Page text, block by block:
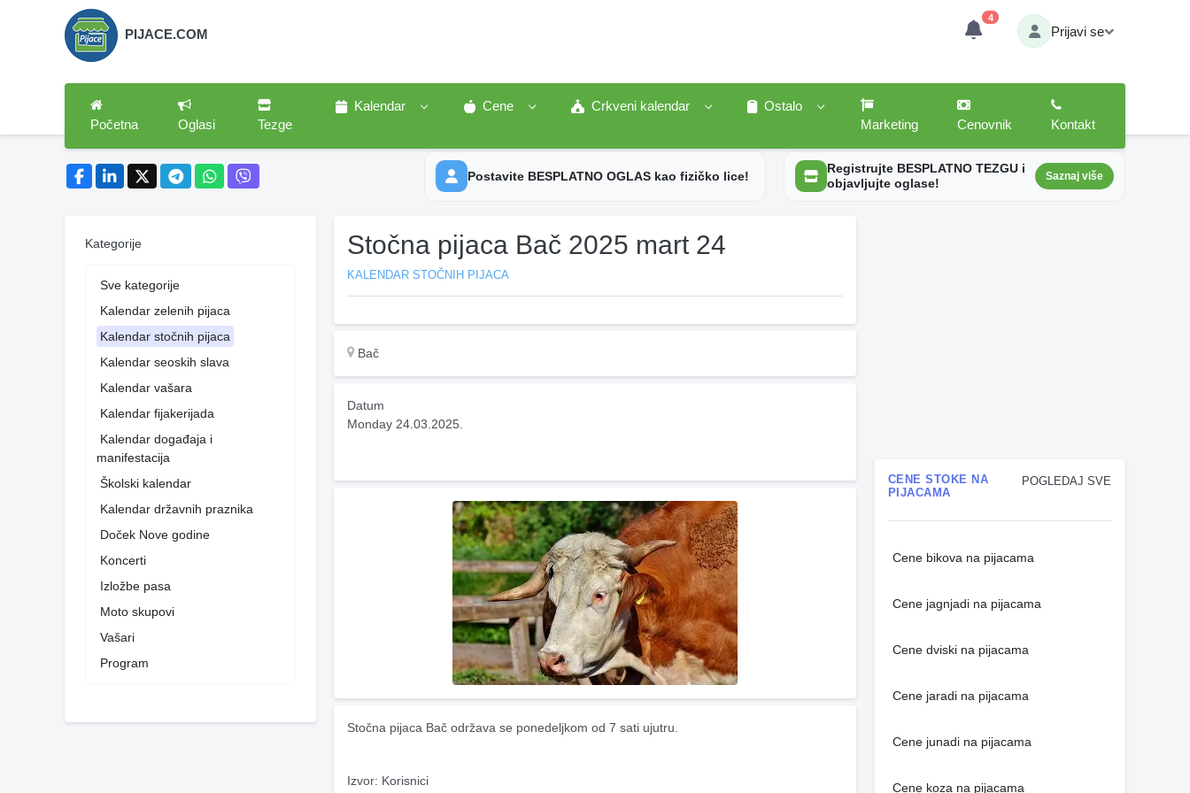
PIJACE.COM
4
Prijavi se
Početna Oglasi Tezge
Kalendar Cene Crkveni kalendar
Ostalo
Marketing
Cenovnik Kontakt
Postavite BESPLATNO OGLAS kao fizičko lice!
Registrujte BESPLATNO TEZGU i
objavljujte oglase!
Saznaj više
Kategorije
Sve kategorije
Kalendar zelenih pijaca
Kalendar stočnih pijaca
Kalendar seoskih slava
Kalendar vašara
Kalendar fijakerijada
Kalendar događaja i
manifestacija
Školski kalendar
Kalendar državnih praznika
Doček Nove godine
Koncerti
Izložbe pasa
Moto skupovi
Vašari
Program
Stočna pijaca Bač 2025 mart 24
KALENDAR STOČNIH PIJACA
Bač
Datum
Monday 24.03.2025.
Stočna pijaca Bač održava se ponedeljkom od 7 sati ujutru.
Izvor: Korisnici
POGLEDAJ SVE
CENE STOKE NA
PIJACAMA
Cene bikova na pijacama
Cene jagnjadi na pijacama
Cene dviski na pijacama
Cene jaradi na pijacama
Cene junadi na pijacama
Cene koza na pijacama